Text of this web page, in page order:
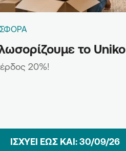
το Uniko
20%!
ΙΣΧΥΕΙ ΕΩΣ ΚΑΙ: 30/09/26